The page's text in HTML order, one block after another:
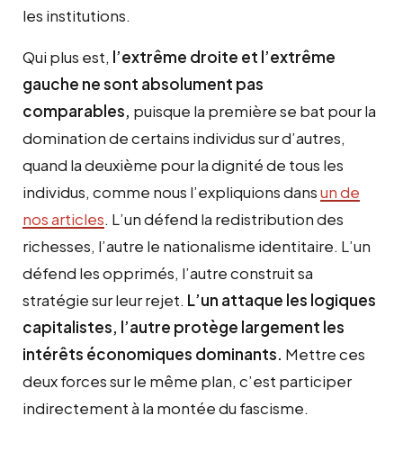
les institutions.
Qui plus est, l’extrême droite et l’extrême
gauche ne sont absolument pas
comparables, puisque la première se bat pour la
domination de certains individus sur d’autres,
quand la deuxième pour la dignité de tous les
individus, comme nous l’expliquions dansun de
nos articles. L’un défend la redistribution des
richesses, l’autre le nationalisme identitaire. L’un
défend les opprimés, l’autre construit sa
stratégie sur leur rejet. L’un attaque les logiques
capitalistes, l’autre protège largement les
intérêts économiques dominants. Mettre ces
deux forces sur le même plan, c’est participer
indirectement à la montée du fascisme.